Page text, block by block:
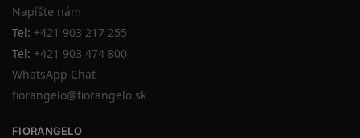
Napíšte nám
Tel: +421 903 217 255
Tel: +421 903 474 800
WhatsApp Chat
fiorangelo@fiorangelo.sk
FIORANGELO